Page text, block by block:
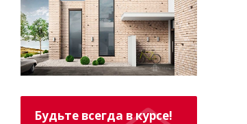
Будьте всегда в курсе!